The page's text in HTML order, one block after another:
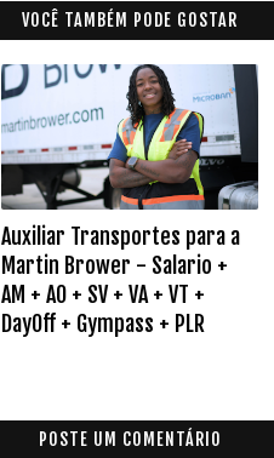
VOCÊ TAMBÉM PODE GOSTAR
Auxiliar Transportes para a
Martin Brower - Salario +
AM + AO + SV + VA + VT +
DayOff + Gympass + PLR
POSTE UM COMENTÁRIO